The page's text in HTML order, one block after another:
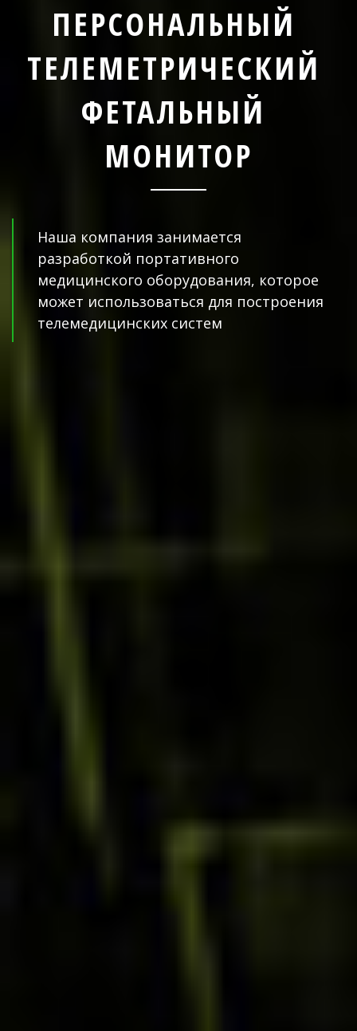
ПЕРСОНАЛЬНЫЙ
ТЕЛЕМЕТРИЧЕСКИЙ
ФЕТАЛЬНЫЙ
МОНИТОР
Наша компания занимается
разработкой портативного
медицинского оборудования, которое
может использоваться для построения
телемедицинских систем